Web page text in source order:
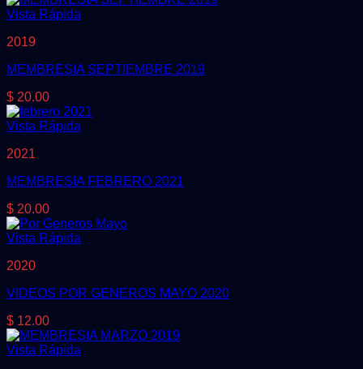
Vista Rápida
2019
MEMBRESIA SEPTIEMBRE 2019
$ 20.00
Vista Rápida
2021
MEMBRESIA FEBRERO 2021
$ 20.00
Vista Rápida
2020
VIDEOS POR GENEROS MAYO 2020
$ 12.00
Vista Rápida